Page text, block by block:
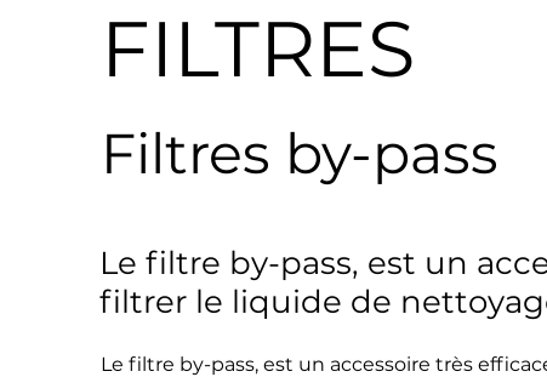
FILTRES
Filtres by-pass
Le filtre by-pass, est un
filtrer le liquide de
Le filtre by-pass, est un accessoire très